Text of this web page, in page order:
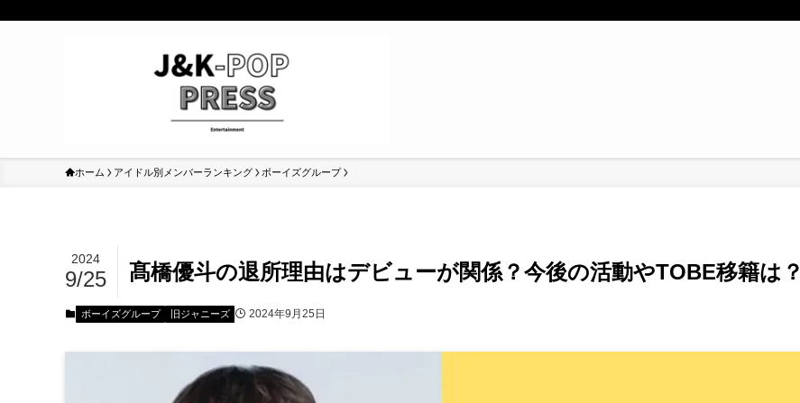
ホーム アイドル別メンバーランキング ボーイズグループ
髙橋優斗の退所理由はデビューが関係？今後の活動やTOBE移籍は？
2024
9/25
ボーイズグループ 旧ジャニーズ 2024年9月25日